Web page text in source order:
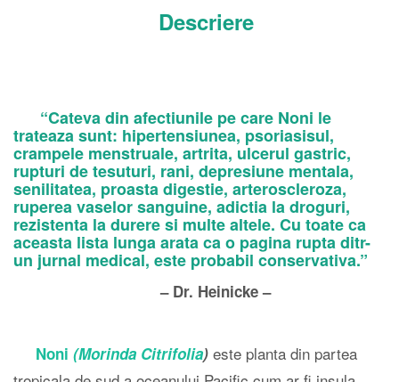
Descriere
“Cateva din afectiunile pe care Noni le
trateaza sunt: hipertensiunea, psoriasisul,
crampele menstruale, artrita, ulcerul gastric,
rupturi de tesuturi, rani, depresiune mentala,
senilitatea, proasta digestie, arteroscleroza,
ruperea vaselor sanguine, adictia la droguri,
rezistenta la durere si multe altele. Cu toate ca
aceasta lista lunga arata ca o pagina rupta ditr-
un jurnal medical, este probabil conservativa.”
– Dr. Heinicke –
Noni (Morinda Citrifolia) este planta din partea